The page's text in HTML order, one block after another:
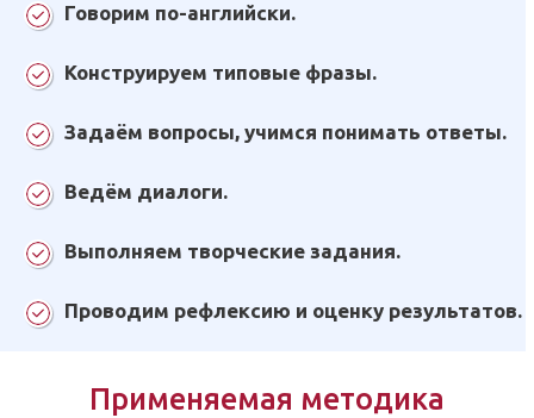
Говорим по-английски.
Конструируем типовые фразы.
Задаём вопросы, учимся понимать ответы.
Ведём диалоги.
Выполняем творческие задания.
Проводим рефлексию и оценку результатов.
Применяемая методика